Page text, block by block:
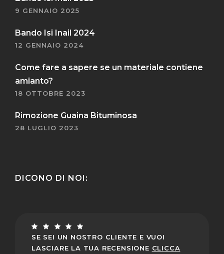
9 GENNAIO 2025
Bando Isi Inail 2024
12 GENNAIO 2024
Come fare a sapere se un materiale contiene
amianto?
18 OTTOBRE 2023
Rimozione Guaina Bituminosa
28 LUGLIO 2023
DICONO DI NOI:
SE SEI UN NOSTRO CLIENTE E VUOI
LASCIARE LA TUA RECENSIONE CLICCA